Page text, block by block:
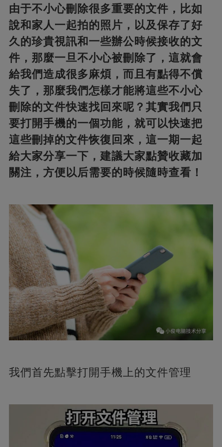
由于不小心刪除很多重要的文件，比如
說和家人一起拍的照片，以及保存了好
久的珍貴視訊和一些辦公時候接收的文
件，那麼一旦不小心被刪除了，這就會
給我們造成很多麻煩，而且有點得不償
失了，那麼我們怎樣才能將這些不小心
刪除的文件快速找回來呢？其實我們只
要打開手機的一個功能，就可以快速把
這些刪掉的文件恢復回來，這一期一起
給大家分享一下，建議大家點贊收藏加
關注，方便以后需要的時候隨時查看！
我們首先點擊打開手機上的文件管理